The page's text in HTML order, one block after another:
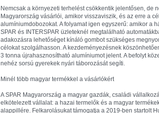
Nemcsak a környezeti terhelést csökkentik jelentősen, de
Magyarország vásárlói, amikor visszaviszik, és az erre a
alumíniumdobozokat. A folyamat igen egyszerű: amikor a
SPAR és INTERSPAR üzleteknél megtalálható
adakozásra lehetőséget kínáló gombot szükséges
célokat szolgálhasson. A kezdeményezésnek
3 tonna újrahasznosítható alumíniumot jelent. A befolyt
nehéz sorsú gyerekek nyári táborozását segíti.
Minél több magyar termékkel a vásárlókért
A SPAR Magyarország a magyar gazdák, családi
elkötelezett vállalat: a hazai termelők és a magyar
alappillére. Felkarolásukat támogatja a 2019-ben startolt